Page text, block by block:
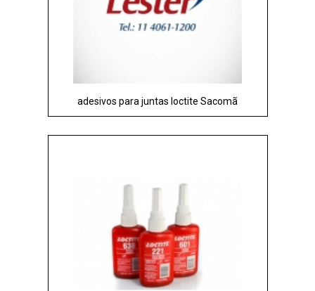
adesivos para juntas loctite Sacomã